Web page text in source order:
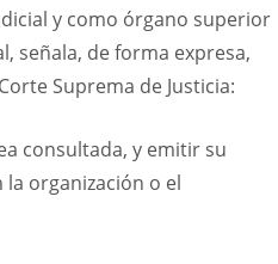
y como órgano superior
señala, de forma expresa,
Suprema de Justicia:
consultada, y emitir su
organización o el